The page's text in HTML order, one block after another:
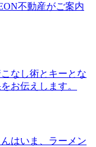
不動産がご案内
なし術とキーとな
お伝えします。
はいま、ラーメン